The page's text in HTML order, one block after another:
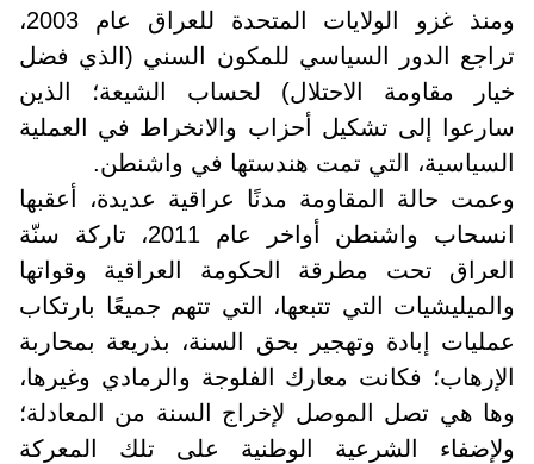
ومنذ غزو الولايات المتحدة للعراق عام 2003،
تراجع الدور السياسي للمكون السني (الذي فضل
خيار مقاومة الاحتلال) لحساب الشيعة؛ الذين
سارعوا إلى تشكيل أحزاب والانخراط في العملية
السياسية، التي تمت هندستها في واشنطن.
وعمت حالة المقاومة مدنًا عراقية عديدة، أعقبها
انسحاب واشنطن أواخر عام 2011، تاركة سنّة
العراق تحت مطرقة الحكومة العراقية وقواتها
والميليشيات التي تتبعها، التي تتهم جميعًا بارتكاب
عمليات إبادة وتهجير بحق السنة، بذريعة بمحاربة
الإرهاب؛ فكانت معارك الفلوجة والرمادي وغيرها،
وها هي تصل الموصل لإخراج السنة من المعادلة؛
ولإضفاء الشرعية الوطنية على تلك المعركة